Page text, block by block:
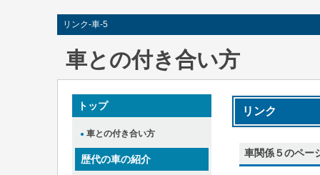
リンク-車-5
車との付き合い方
トップ
● 車との付き合い方
歴代の車の紹介
リンク
車関係５のペー